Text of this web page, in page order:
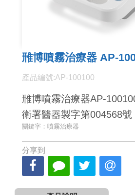
雃博噴霧治療器 AP-
產品編號:AP-100100
雃博噴霧治療器AP-
衛署醫器製字第004568號
關鍵字：噴霧治療器
分享到